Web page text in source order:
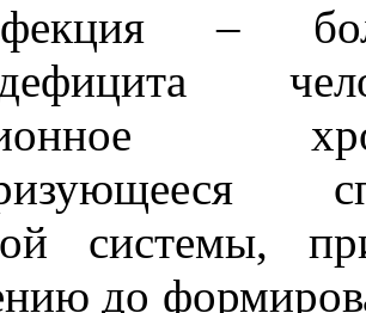
–
системы,
до